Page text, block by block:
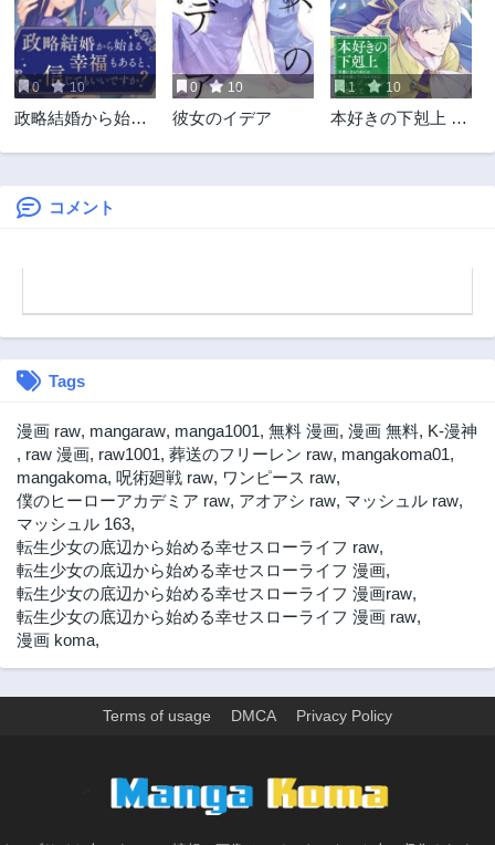
0 10
政略結婚から始ま
か?
0 10
彼女のイデア
1 10
本好きの下剋上 フ
コメント
Tags
漫画 raw, mangaraw, manga1001, 無料 漫画, 漫画 無料, K-漫神
, raw 漫画, raw1001, 葬送のフリーレン raw, mangakoma01,
mangakoma, 呪術廻戦 raw, ワンピース raw,
僕のヒーローアカデミア raw, アオアシ raw, マッシュル raw,
マッシュル 163,
転生少女の底辺から始める幸せスローライフ raw,
転生少女の底辺から始める幸せスローライフ 漫画,
転生少女の底辺から始める幸せスローライフ 漫画raw,
転生少女の底辺から始める幸せスローライフ 漫画 raw,
漫画 koma,
Terms of usage DMCA Privacy Policy